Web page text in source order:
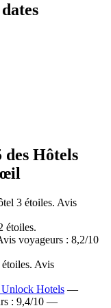
des Hôtels
3 étoiles. Avis
étoiles.
voyageurs : 8,2/10
Avis
Unlock Hotels —
: 9,4/10 —